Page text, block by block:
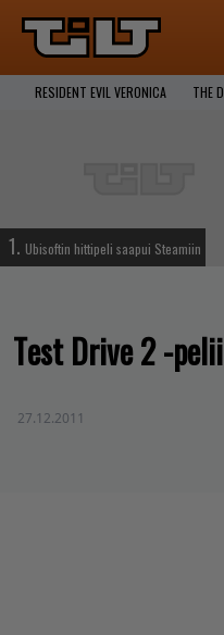
RESIDENT EVIL VERONICA THE
1. Ubisoftin hittipeli saapui Steamiin
Test Drive 2 -
27.12.2011